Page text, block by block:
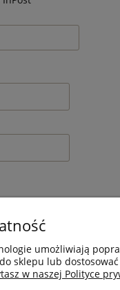
umożliwiają
sklepu lub
w naszej Polityce